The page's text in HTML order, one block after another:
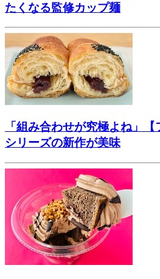
たくなる監修カップ麺
「組み合わせが究極よね」
シリーズの新作が美味